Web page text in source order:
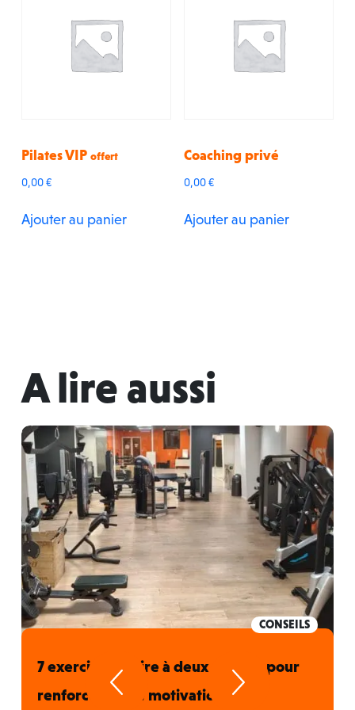
Pilates VIP offert
0,00€
Ajouter au panier
Coaching privé
0,00€
Ajouter au panier
A lire aussi
CONSEILS
7 exercices à faire à deux en salle pour
renforcer votre motivation